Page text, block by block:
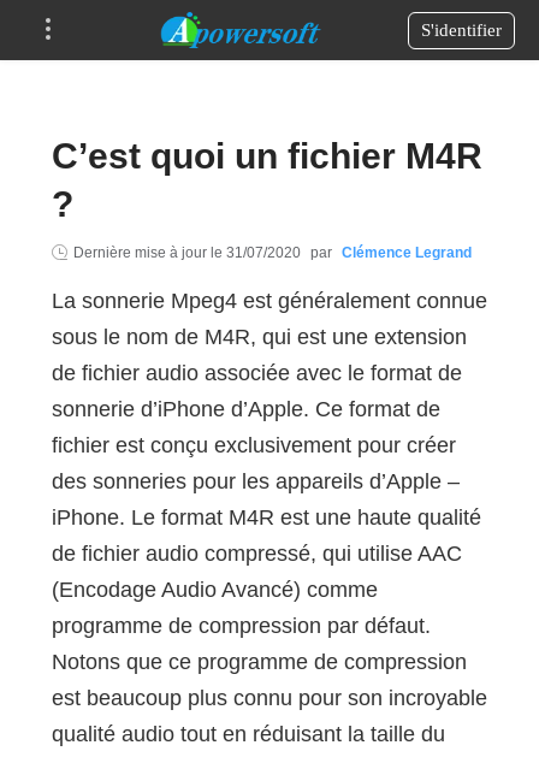
S'identifier
C’est quoi un fichier M4R
?
Dernière mise à jour le 31/07/2020 par Clémence Legrand
La sonnerie Mpeg4 est généralement connue
sous le nom de M4R, qui est une extension
de fichier audio associée avec le format de
sonnerie d’iPhone d’Apple. Ce format de
fichier est conçu exclusivement pour créer
des sonneries pour les appareils d’Apple –
iPhone. Le format M4R est une haute qualité
de fichier audio compressé, qui utilise AAC
(Encodage Audio Avancé) comme
programme de compression par défaut.
Notons que ce programme de compression
est beaucoup plus connu pour son incroyable
qualité audio tout en réduisant la taille du